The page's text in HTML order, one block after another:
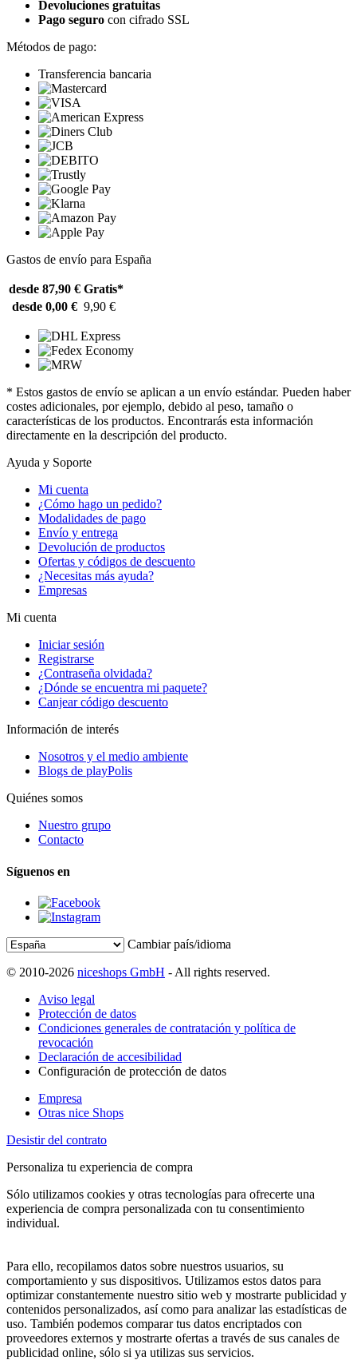
Devoluciones gratuitas
Pago seguro con cifrado SSL
Métodos de pago:
Transferencia bancaria
Gastos de envío para España
desde 87,90 € Gratis*
desde 0,00 € 9,90 €
* Estos gastos de envío se aplican a un envío estándar. Pueden haber
costes adicionales, por ejemplo, debido al peso, tamaño o
características de los productos. Encontrarás esta información
directamente en la descripción del producto.
Ayuda y Soporte
Mi cuenta
¿Cómo hago un pedido?
Modalidades de pago
Envío y entrega
Devolución de productos
Ofertas y códigos de descuento
¿Necesitas más ayuda?
Empresas
Mi cuenta
Iniciar sesión
Registrarse
¿Contraseña olvidada?
¿Dónde se encuentra mi paquete?
Canjear código descuento
Información de interés
Nosotros y el medio ambiente
Blogs de playPolis
Quiénes somos
Nuestro grupo
Contacto
Síguenos en
Cambiar país/idioma
© 2010-2026 niceshops GmbH - All rights reserved.
Aviso legal
Protección de datos
Condiciones generales de contratación y política de
revocación
Declaración de accesibilidad
Configuración de protección de datos
Empresa
Otras nice Shops
Desistir del contrato
Personaliza tu experiencia de compra
Sólo utilizamos cookies y otras tecnologías para ofrecerte una
experiencia de compra personalizada con tu consentimiento
individual.
Para ello, recopilamos datos sobre nuestros usuarios, su
comportamiento y sus dispositivos. Utilizamos estos datos para
optimizar constantemente nuestro sitio web y mostrarte publicidad y
contenidos personalizados, así como para analizar las estadísticas de
uso. También podemos comparar tus datos encriptados con
proveedores externos y mostrarte ofertas a través de sus canales de
publicidad online, sólo si ya utilizas sus servicios.